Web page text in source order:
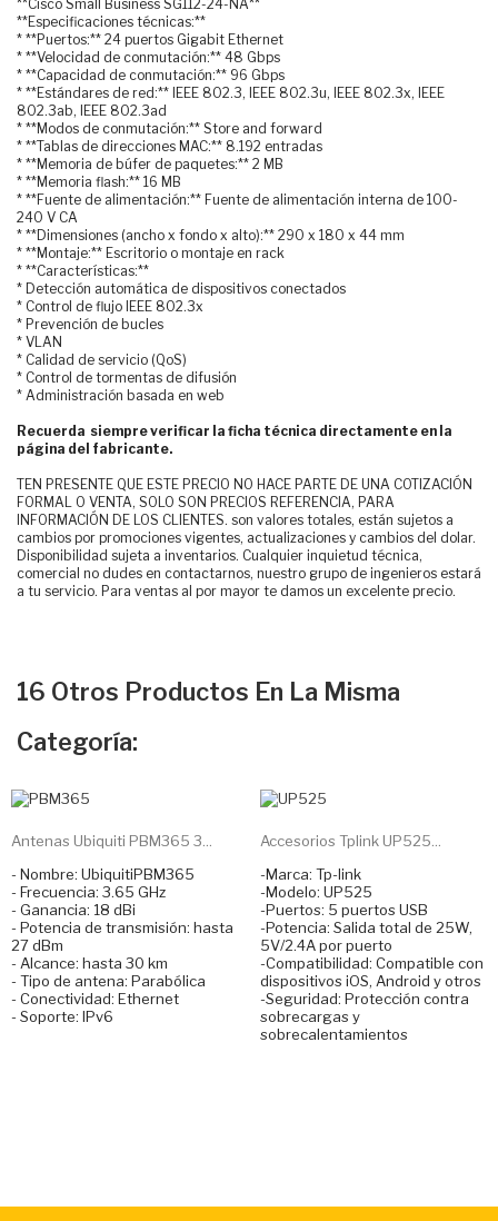
**Cisco Small Business SG112-24-NA**
**Especificaciones técnicas:**
* **Puertos:** 24 puertos Gigabit Ethernet
* **Velocidad de conmutación:** 48 Gbps
* **Capacidad de conmutación:** 96 Gbps
* **Estándares de red:** IEEE 802.3, IEEE 802.3u, IEEE 802.3x, IEEE
802.3ab, IEEE 802.3ad
* **Modos de conmutación:** Store and forward
* **Tablas de direcciones MAC:** 8.192 entradas
* **Memoria de búfer de paquetes:** 2 MB
* **Memoria flash:** 16 MB
* **Fuente de alimentación:** Fuente de alimentación interna de 100-
240 V CA
* **Dimensiones (ancho x fondo x alto):** 290 x 180 x 44 mm
* **Montaje:** Escritorio o montaje en rack
* **Características:**
* Detección automática de dispositivos conectados
* Control de flujo IEEE 802.3x
* Prevención de bucles
* VLAN
* Calidad de servicio (QoS)
* Control de tormentas de difusión
* Administración basada en web
Recuerda siempre verificar la ficha técnica directamente en la
página del fabricante.
TEN PRESENTE QUE ESTE PRECIO NO HACE PARTE DE UNA COTIZACIÓN
FORMAL O VENTA, SOLO SON PRECIOS REFERENCIA, PARA
INFORMACIÓN DE LOS CLIENTES. son valores totales, están sujetos a
cambios por promociones vigentes, actualizaciones y cambios del dolar.
Disponibilidad sujeta a inventarios. Cualquier inquietud técnica,
comercial no dudes en contactarnos, nuestro grupo de ingenieros estará
a tu servicio. Para ventas al por mayor te damos un excelente precio.
16 Otros Productos En La Misma
Categoría:
Antenas Ubiquiti PBM365 3...
- Nombre: UbiquitiPBM365
- Frecuencia: 3.65 GHz
- Ganancia: 18 dBi
- Potencia de transmisión: hasta
27 dBm
- Alcance: hasta 30 km
- Tipo de antena: Parabólica
- Conectividad: Ethernet
- Soporte: IPv6
Accesorios Tplink UP525...
-Marca: Tp-link
-Modelo: UP525
-Puertos: 5 puertos USB
-Potencia: Salida total de 25W,
5V/2.4A por puerto
-Compatibilidad: Compatible con
dispositivos iOS, Android y otros
-Seguridad: Protección contra
sobrecargas y
sobrecalentamientos